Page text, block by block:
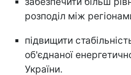
розподіл між
підвищити
об'єднаної
України.